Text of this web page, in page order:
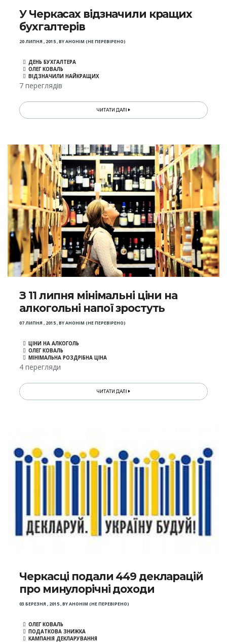
У Черкасах відзначили кращих
бухгалтерів
20 ЛИПНЯ , 2015,BYАНОНІМ (НЕ ПЕРЕВІРЕНО)
ДЕНЬ БУХГАЛТЕРА
ОЛЕГ КОВАЛЬ
ВІДЗНАЧИЛИ НАЙКРАЩИХ
7 переглядів
ЧИТАТИ ДАЛІ
З 11 липня мінімальні ціни на
алкогольні напої зростуть
07 ЛИПНЯ , 2015,BYАНОНІМ (НЕ ПЕРЕВІРЕНО)
ЦІНИ НА АЛКОГОЛЬ
ОЛЕГ КОВАЛЬ
МІНІМАЛЬНА РОЗДРІБНА ЦІНА
4 перегляди
ЧИТАТИ ДАЛІ
Черкасці подали 449 декларацій
про минулорічні доходи
03 БЕРЕЗНЯ , 2015,BYАНОНІМ (НЕ ПЕРЕВІРЕНО)
ОЛЕГ КОВАЛЬ
ПОДАТКОВА ЗНИЖКА
КАМПАНІЯ ДЕКЛАРУВАННЯ